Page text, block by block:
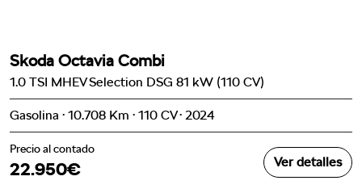
Skoda Octavia Combi
1.0 TSI MHEV Selection DSG 81 kW (110 CV)
Gasolina · 10.708 Km · 110 CV · 2024
Precio al contado
22.950€ Ver detalles